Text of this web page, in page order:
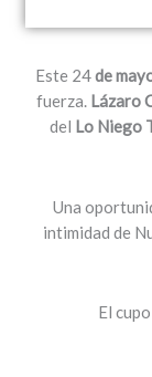
Este 24de
fuerza. Lázaro
del Lo Niego
Una
intimidad de
El